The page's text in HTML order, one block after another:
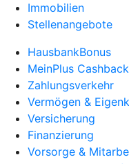
Immobilien
Stellenangebote
HausbankBonus
MeinPlus
Zahlungsverkehr
Vermögen &
Versicherung
Finanzierung
Vorsorge &